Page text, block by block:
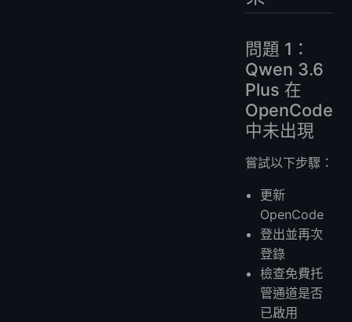
問題 1：
Qwen 3.6
Plus 在
OpenCode
中未出現
嘗試以下步驟：
更新
OpenCode
登出並再次
登錄
檢查免費托
管通道是否
已啟用